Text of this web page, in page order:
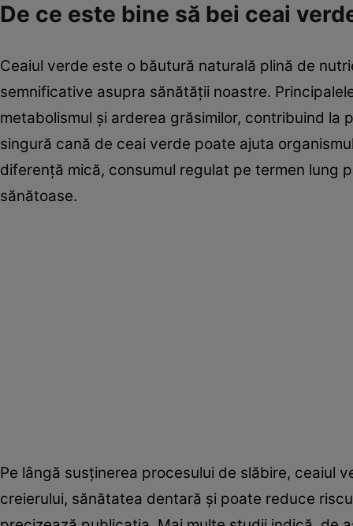
De ce este bine să bei ceai
Ceaiul verde este o băutură naturală plină de
semnificative asupra sănătății noastre.
metabolismul și arderea grăsimilor, contribuind la
singură cană de ceai verde poate ajuta
diferență mică, consumul regulat pe termen lung
sănătoase.
Pe lângă susținerea procesului de slăbire, ceaiul
creierului, sănătatea dentară și poate reduce